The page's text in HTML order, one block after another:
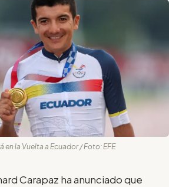
la Vuelta a Ecuador / Foto: EFE
Carapaz ha anunciado que